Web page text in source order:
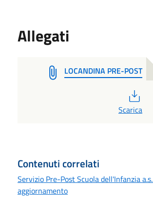
Allegati
LOCANDINA PRE-POST
Scarica
Contenuti correlati
Servizio Pre-Post Scuola dell'Infanzia
aggiornamento